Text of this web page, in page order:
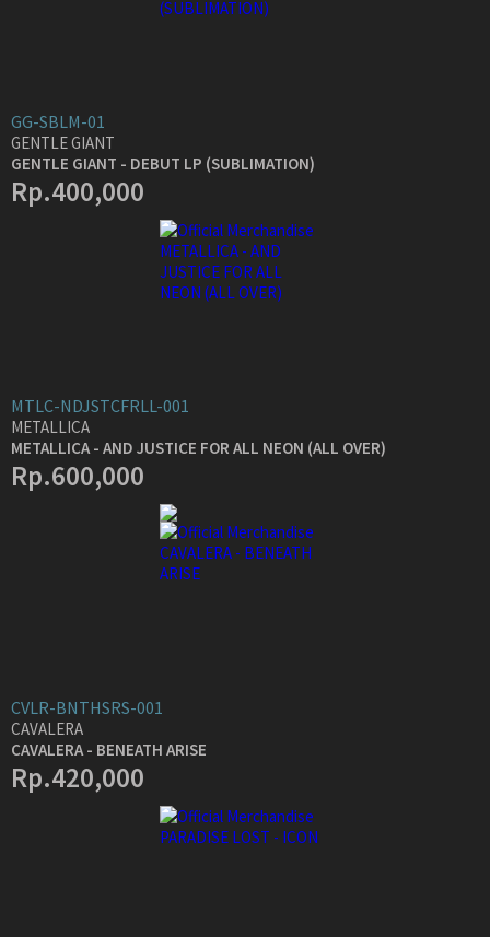
GG-SBLM-01
GENTLE GIANT
GENTLE GIANT - DEBUT LP (SUBLIMATION)
Rp.400,000
MTLC-NDJSTCFRLL-001
METALLICA
METALLICA - AND JUSTICE FOR ALL NEON (ALL OVER)
Rp.600,000
CVLR-BNTHSRS-001
CAVALERA
CAVALERA - BENEATH ARISE
Rp.420,000